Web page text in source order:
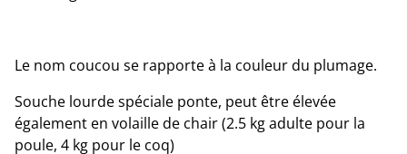
Le nom coucou se rapporte à la couleur du plumage.
Souche lourde spéciale ponte, peut être élevée
également en volaille de chair (2.5 kg adulte pour la
poule, 4 kg pour le coq)